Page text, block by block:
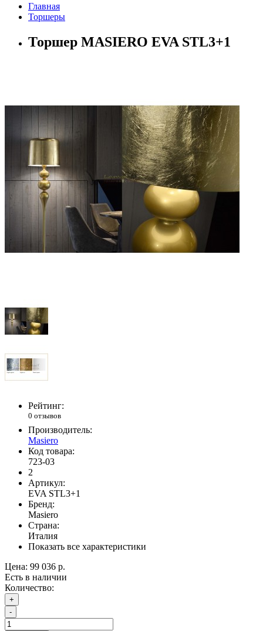
Главная
Торшеры
Торшер MASIERO EVA STL3+1
Рейтинг:
0 отзывов
Производитель:
Masiero
Код товара:
723-03
2
Артикул:
EVA STL3+1
Бренд:
Masiero
Страна:
Италия
Показать все характеристики
Цена: 99 036 р.
Есть в наличии
Количество:
+
-